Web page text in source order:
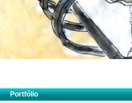
Portfólio